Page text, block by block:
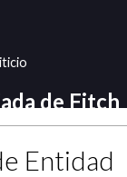
de Fitch
comenta
de 31
Entidad